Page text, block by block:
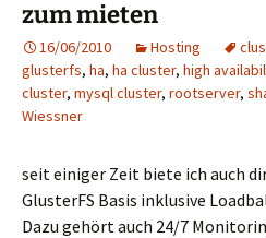
zum mieten
16/06/2010 Hosting
glusterfs, ha, ha cluster, high
cluster, mysql cluster, rootserver,
Wiessner
seit einiger Zeit biete ich auch
GlusterFS Basis inklusive
Dazu gehört auch 24/7